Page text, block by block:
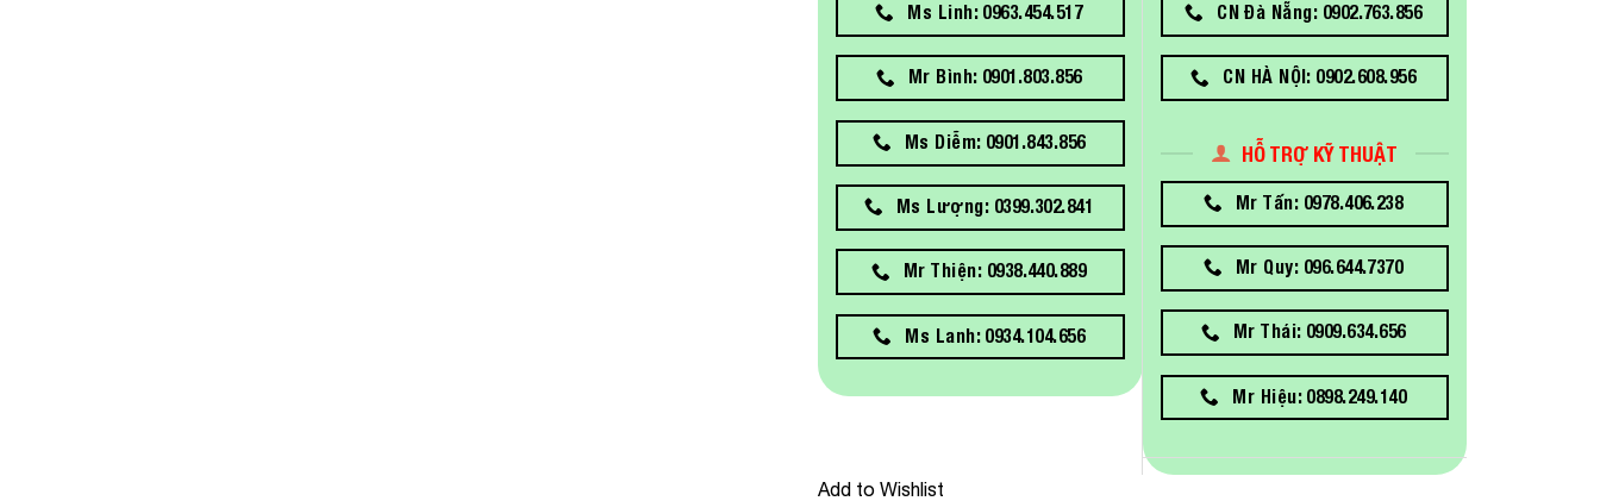
Ms Linh: 0963.454.517
Mr Bình: 0901.803.856
Ms Diễm: 0901.843.856
Ms Lượng: 0399.302.841
Mr Thiện: 0938.440.889
Ms Lanh: 0934.104.656
CN Đà Nẵng: 0902.763.856
CN HÀ NỘI: 0902.608.956
HỖ TRỢ KỸ THUẬT
Mr Tấn: 0978.406.238
Mr Quy: 096.644.7370
Mr Thái: 0909.634.656
Mr Hiệu: 0898.249.140
Add to Wishlist